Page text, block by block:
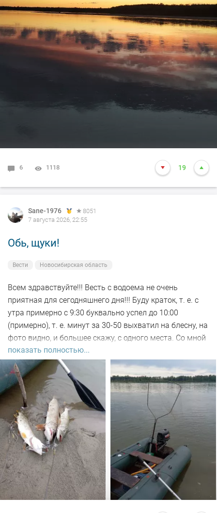
6 1118 19
Sane-1976
8051
7 августа 2026, 22:55
Обь, щуки!
Вести Новосибирская область
Всем здравствуйте!!! Весть с водоема не очень
приятная для сегодняшнего дня!!! Буду краток, т. е. с
утра примерно с 9:30 буквально успел до 10:00
(примерно), т. е. минут за 30-50 выхватил на блесну, на
фото видно, и большее скажу, с одного места. Со мной
был рыбак, который рыбачил с берега, т. е. я его увез
на остров на белую рыбу, а сам дальше, как обычно, по
корягам. Уже много написал)))). Так вот, сегодня
долбил до вечера выхода не как от слова совсем!!! Но
произошло не которое событие. Я предупредил деда
т.е собирайся домой, а сам от него 100м. И в отвес
между бревен я опустил блесну и понятно толи зацеп,
толи рыба, да оказалось опять дур махина, но я думаю
14-15 это точно. Так вот она меня помучила и я ее в
подсак, сильно ударила и в сплеск. Как так получилось
что в подсаке осталась одна блесна. Ну и как всегда
вам нхнч!!!
показать полностью...